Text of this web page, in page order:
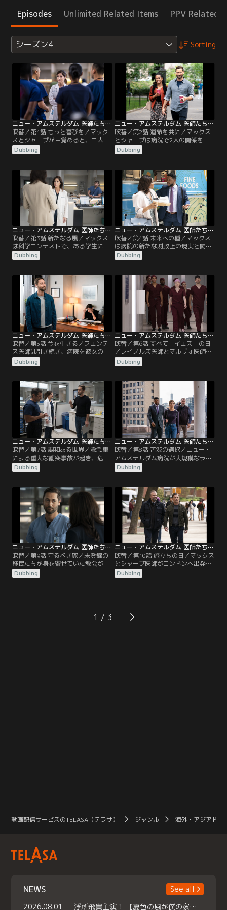
Episodes Unlimited Related Items PPV Related
シーズン4 Sorting
ニュー・アムステルダム 医師たちのカルテ シーズン4 第01話／吹替
吹替／第1話 もっと喜びを／マック
スとシャープが目覚めると、二人は
新たな、より親密な間柄に。イギー
は、病院で起きたある爆発事件を解
を求める。ブルームは救急科に新し
いレジデントたちを迎え微妙な職場
関係をスタート。レイノルズはバプ
ティスト医師と彼の妻リン・マルヴ
ォ医師との間に挟まれ、気まずい立
場に立たされる。
Dubbing
ニュー・アムステルダム 医師たちのカルテ シーズン4 第02話／吹替
吹替／第2話 運命を共に／マックス
とシャープは病院で2人の関係を公
表する。チームは混雑して人手不足
のICUを切り盛りするために奮闘
度なダメ出しをしてレジデントたち
を遠ざけてしまう。
Dubbing
ニュー・アムステルダム 医師たちのカルテ シーズン4 第03話／吹替
吹替／第3話 新たなる風／マックス
は科学コンテストで、ある学生に助
言をするが、彼女の素晴らしい発明
が法的問題に発展してしまう。ブル
もっと積極的になるよう促す。イギ
ーは謙虚になり、ある教訓を得る。
ブラントリーはある発表をして職員
たちを驚かせる。
Dubbing
ニュー・アムステルダム 医師たちのカルテ シーズン4 第04話／吹替
吹替／第4話 未来への種／マックス
は病院の新たな財政上の現実と闘
う。シャープ医師は手遅れになる前
に患者たちにがん検診の再検査を受
ワリ医師の新しい夜勤スケジュール
に悩む。レイノルズはマルヴォ医師
と将来についての興味深い会話をす
る。
Dubbing
ニュー・アムステルダム 医師たちのカルテ シーズン4 第05話／吹替
吹替／第5話 今を生きる／フエンテ
ス医師は引き続き、病院を彼女の思
い描く姿へ作り替えようとする。マ
ックスは困っている患者を助けるた
とても深刻な問題をめぐり、対立す
ることに。レイノルズは個人的責任
の重要性に気づく。ブルームは母に
関するある事実に気づきショックを
受ける。
Dubbing
ニュー・アムステルダム 医師たちのカルテ シーズン4 第06話／吹替
吹替／第6話 すべて「イエス」の日
／レイノルズ医師とマルヴォ医師は
バプティスト医師と腹を割って話し
合う。シャープの昔の知り合いが現
面を知る。イギーは若い2人の患者
と彼らの家族の間を仲裁する。ワイ
ルダー医師は病院のスタッフに加わ
ってほしいというマックスのオファ
ーを再検討する。
Dubbing
ニュー・アムステルダム 医師たちのカルテ シーズン4 第07話／吹替
吹替／第7話 調和ある世界／救急車
による重大な衝突事故が起き、危険
な目論見の存在が判明。マックスと
ブルームは衝撃を受ける。フエンテ
う圧力をかけ、シャープは自らが行
った経費削減が、自分の科において
逆効果を生んでしまったと気づく。
レイノルズとバプティスト、マルヴ
ォは何とか妥協点を見つけようと試
みる。
Dubbing
ニュー・アムステルダム 医師たちのカルテ シーズン4 第08話／吹替
吹替／第8話 苦渋の選択／ニュー・
アムステルダム病院が大規模なラン
サムウェア攻撃を受け、マックスは
苦渋の決断を迫られる。
Dubbing
ニュー・アムステルダム 医師たちのカルテ シーズン4 第09話／吹替
吹替／第9話 守るべき家／未登録の
移民たちが身を寄せていた教会が火
事で焼失し、マックスは彼らを助け
るために思い切った手段に出る。シ
惑。ブラントリーはフエンテス医師
がもたらす状況を正す方策を考え
Dubbing
ニュー・アムステルダム 医師たちのカルテ シーズン4 第10話／吹替
吹替／第10話 旅立ちの日／マックス
とシャープ医師がロンドンへ出発し
ようとした時、病院で恐ろしい耐性
菌が広まり2人は院内へ戻る。レイ
親が現実と向き合うのを助ける。
Dubbing
1
動画配信サービスのTELASA（テラサ） ジャンル 海外・アジアドラ
NEWS
See all
2026.08.01
浮所飛貴主演！ 【夏色の風が僕の家にやってきた】 本日よりテラサで独占配信スタート！